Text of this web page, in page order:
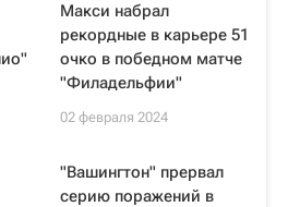
Макси набрал
рекордные в карьере 51
очко в победном матче
"Филадельфии"
02 февраля 2024
"Вашингтон" прервал
серию поражений в